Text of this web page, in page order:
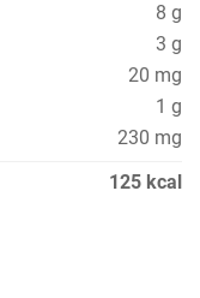
8 g
3 g
20 mg
1 g
230 mg
125 kcal